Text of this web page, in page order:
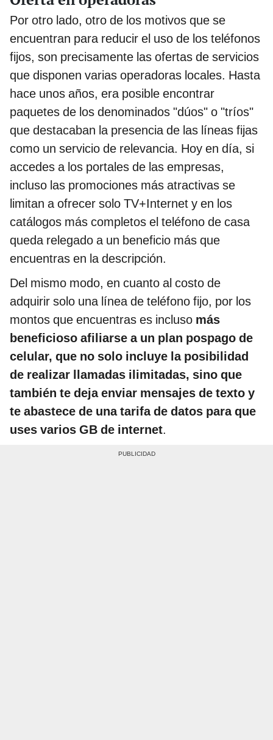
Por otro lado, otro de los motivos que se
encuentran para reducir el uso de los teléfonos
fijos, son precisamente las ofertas de servicios
que disponen varias operadoras locales. Hasta
hace unos años, era posible encontrar
paquetes de los denominados "dúos" o "tríos"
que destacaban la presencia de las líneas fijas
como un servicio de relevancia. Hoy en día, si
accedes a los portales de las empresas,
incluso las promociones más atractivas se
limitan a ofrecer solo TV+Internet y en los
catálogos más completos el teléfono de casa
queda relegado a un beneficio más que
encuentras en la descripción.
Del mismo modo, en cuanto al costo de
adquirir solo una línea de teléfono fijo, por los
montos que encuentras es incluso más
beneficioso afiliarse a un plan pospago de
celular, que no solo incluye la posibilidad
de realizar llamadas ilimitadas, sino que
también te deja enviar mensajes de texto y
te abastece de una tarifa de datos para que
uses varios GB de internet.